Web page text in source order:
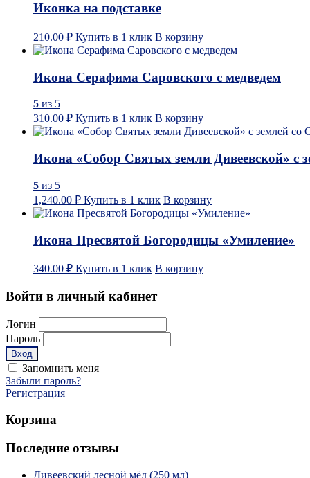
Иконка на подставке
210.00 ₽ Купить в 1 клик В корзину
Икона Серафима Саровского с медведем
5 из 5
310.00 ₽ Купить в 1 клик В корзину
Икона «Собор Святых земли Дивеевской» с
5 из 5
1,240.00 ₽ Купить в 1 клик В корзину
Икона Пресвятой Богородицы «Умиление»
340.00 ₽ Купить в 1 клик В корзину
Войти в личный кабинет
Логин
Пароль
Запомнить меня
Забыли пароль?
Регистрация
Корзина
Последние отзывы
Дивеевский лесной мёд (250 мл)